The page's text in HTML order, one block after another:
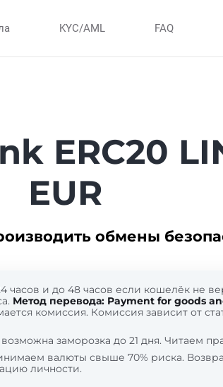
KYC/AML FAQ
ERC20
EUR
обмены
часов и до 48 часов если кошелёк не
Метод перевода: Payment for goods
комиссия. Комиссия зависит от
заморозка до 21 дня. Читаем
валюты свыше 70% риска.
личности.